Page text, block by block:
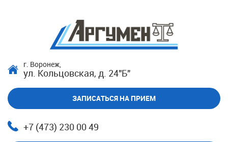
г. Воронеж,
ул. Кольцовская, д. 24"Б"
ЗАПИСАТЬСЯ НА ПРИЕМ
+7 (473) 230 00 49